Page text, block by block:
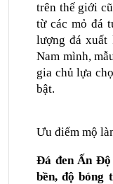
trên thế giới
từ các mỏ đá
lượng đá xuất
Nam mình,
gia chủ lựa
bật.
Ưu điểm mộ
Đá đen Ấn Độ
bền, độ bóng